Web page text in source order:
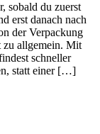
sobald du zuerst
erst danach nach
der Verpackung
zu allgemein. Mit
schneller
statt einer […]